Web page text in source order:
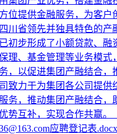
位提供金融服务，为客户
川省领先并独具特色的产
初步形成了小额贷款、融
理、基金管理等业务模式
，以促进集团产融结合，
致力于为集团各公司提供
务，推动集团产融结合，
势互补，实现合作共赢。
应聘登记表